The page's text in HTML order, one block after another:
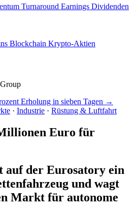
Turnaround Earnings Dividenden
Blockchain Krypto-Aktien
Erholung in sieben Tagen →
· Industrie · Rüstung & Luftfahrt
Euro für
auf der Eurosatory ein
und wagt
Markt für autonome